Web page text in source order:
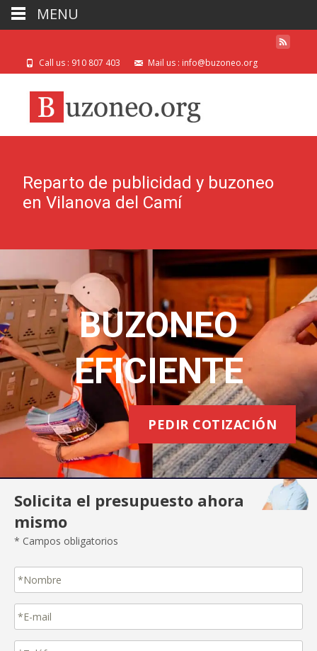
Call us : 910 807 403 Mail us : info@buzoneo.org
Reparto de publicidad y buzoneo
en Vilanova del Camí
BUZONEO
EFICIENTE
PEDIR COTIZACIÓN
Solicita el presupuesto ahora
mismo
* Campos obligatorios
MENU